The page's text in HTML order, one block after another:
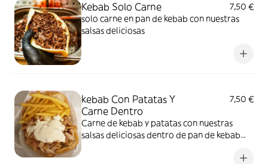
Kebab Solo Carne
7,50 €
solo carne en pan de kebab con nuestras
salsas deliciosas
kebab Con Patatas Y
Carne Dentro
7,50 €
Carne de kebab y patatas con nuestras
salsas deliciosas dentro de pan de kebab